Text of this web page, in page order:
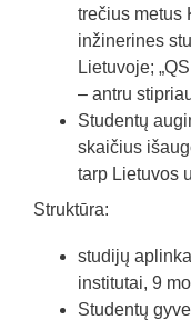
trečius metus
inžinerines
Lietuvoje;
– antru
Studentų
skaičius
tarp Lietuvos
Struktūra:
studijų
institutai, 9
Studentų